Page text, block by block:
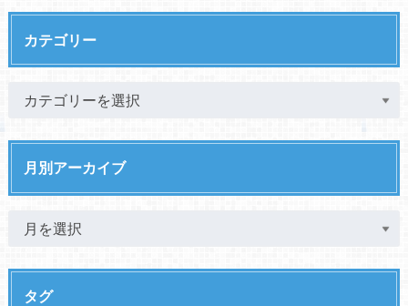
カテゴリー
月別アーカイブ
タグ